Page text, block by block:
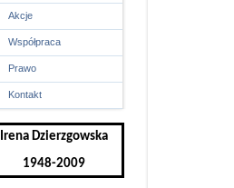
Akcje
Współpraca
Prawo
Kontakt
Irena Dzierzgowska
1948-2009